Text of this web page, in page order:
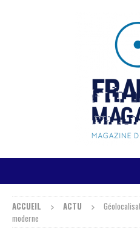
ACCUEIL ACTU
moderne